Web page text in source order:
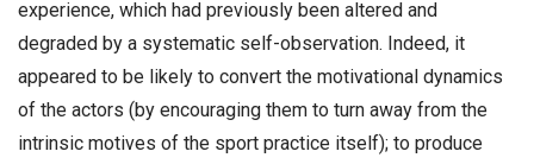
experience, which had previously been altered and
degraded by a systematic self-observation. Indeed, it
appeared to be likely to convert the motivational dynamics
of the actors (by encouraging them to turn away from the
intrinsic motives of the sport practice itself); to produce